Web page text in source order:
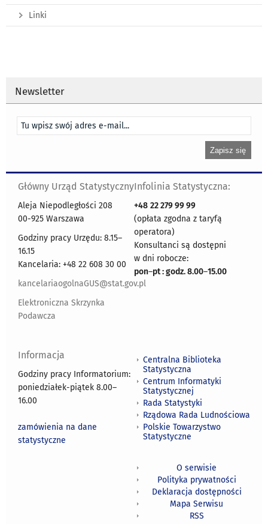
Linki
Newsletter
Główny Urząd Statystyczny
Aleja Niepodległości 208
00-925 Warszawa
Godziny pracy Urzędu: 8.15–
16.15
Kancelaria: +48 22 608 30 00
kancelariaogolnaGUS@stat.gov.pl
Elektroniczna Skrzynka
Podawcza
Infolinia Statystyczna:
+48 22 279 99 99
(opłata zgodna z taryfą
operatora)
Konsultanci są dostępni
w dni robocze:
pon–pt : godz. 8.00–15.00
Informacja
Godziny pracy Informatorium:
poniedziałek-piątek 8.00–
16.00
zamówienia na dane
statystyczne
Centralna Biblioteka
Statystyczna
Centrum Informatyki
Statystycznej
Rada Statystyki
Rządowa Rada Ludnościowa
Polskie Towarzystwo
Statystyczne
O serwisie
Polityka prywatności
Deklaracja dostępności
Mapa Serwisu
RSS